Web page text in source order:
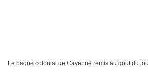
Le bagne colonial de Cayenne remis au gout du